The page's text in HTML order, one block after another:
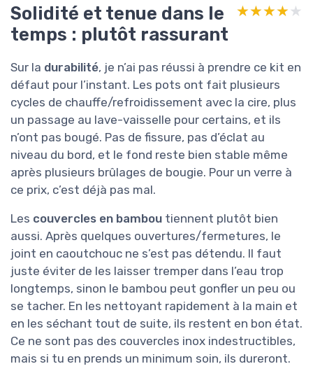
Solidité et tenue dans le
temps : plutôt rassurant
★★★★★
★★★★★
Sur la durabilité, je n’ai pas réussi à prendre ce kit en
défaut pour l’instant. Les pots ont fait plusieurs
cycles de chauffe/refroidissement avec la cire, plus
un passage au lave-vaisselle pour certains, et ils
n’ont pas bougé. Pas de fissure, pas d’éclat au
niveau du bord, et le fond reste bien stable même
après plusieurs brûlages de bougie. Pour un verre à
ce prix, c’est déjà pas mal.
Les couvercles en bambou tiennent plutôt bien
aussi. Après quelques ouvertures/fermetures, le
joint en caoutchouc ne s’est pas détendu. Il faut
juste éviter de les laisser tremper dans l’eau trop
longtemps, sinon le bambou peut gonfler un peu ou
se tacher. En les nettoyant rapidement à la main et
en les séchant tout de suite, ils restent en bon état.
Ce ne sont pas des couvercles inox indestructibles,
mais si tu en prends un minimum soin, ils dureront.